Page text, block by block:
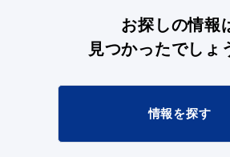
お探しの情報
見つかったでしょ
情報を探す